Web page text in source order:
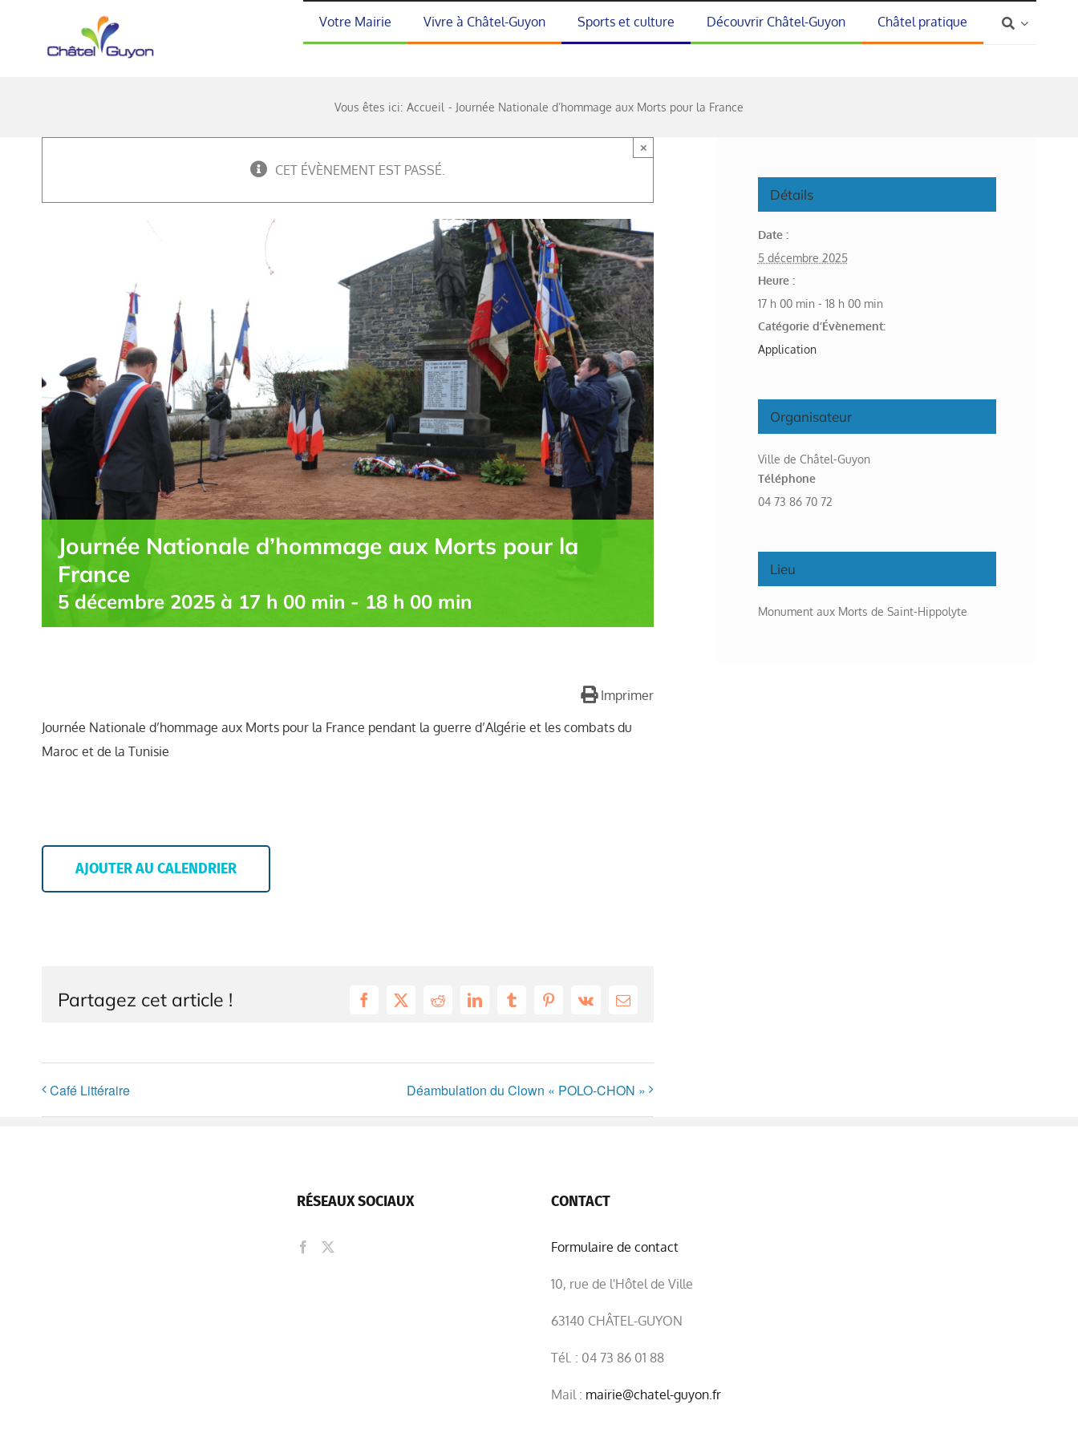
Votre Mairie Vivre à Châtel-Guyon Sports et culture Découvrir Châtel-Guyon Châtel pratique
Vous êtes ici: Accueil Journée Nationale d’hommage aux Morts pour la France
CET ÉVÈNEMENT EST PASSÉ.
×
Journée Nationale d’hommage aux Morts pour la
France
5 décembre 2025 à 17 h 00 min - 18 h 00 min
Imprimer
Journée Nationale d’hommage aux Morts pour la France pendant la guerre d’Algérie et les combats du
Maroc et de la Tunisie
AJOUTER AU CALENDRIER
Partagez cet article ! Facebook
X RedditLinkedInTumblrPinterest
Vk Email
Café Littéraire Déambulation du Clown « POLO-CHON »
Détails
Date :
5 décembre 2025
Heure :
17 h 00 min - 18 h 00 min
Catégorie d’Évènement:
Application
Organisateur
Ville de Châtel-Guyon
Téléphone
04 73 86 70 72
Lieu
Monument aux Morts de Saint-Hippolyte
RÉSEAUX SOCIAUX CONTACT
Formulaire de contact
10, rue de l'Hôtel de Ville
63140 CHÂTEL-GUYON
Tél. : 04 73 86 01 88
Mail : mairie@chatel-guyon.fr